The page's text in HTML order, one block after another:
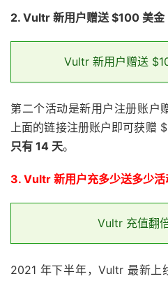
2. Vultr 新用户赠送 $100 美金
Vultr 新用户赠送
第二个活动是新用户注册账户
上面的链接注册账户即可获赠
只有 14 天。
3. Vultr 新用户充多少送多少活
Vultr 充值翻
2021 年下半年，Vultr 最新上